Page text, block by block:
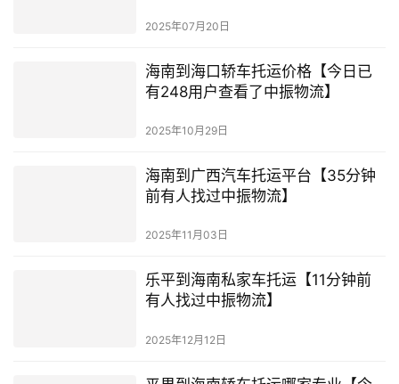
2025年07月20日
海南到海口轿车托运价格【今日已
有248用户查看了中振物流】
2025年10月29日
海南到广西汽车托运平台【35分钟
前有人找过中振物流】
2025年11月03日
乐平到海南私家车托运【11分钟前
有人找过中振物流】
2025年12月12日